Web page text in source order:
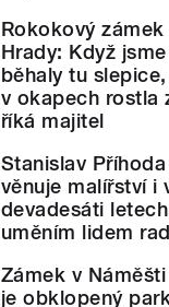
Rokokový zámek
Hrady: Když
běhaly tu slepice,
v okapech rostla
říká majitel
Stanislav
věnuje malířství i
devadesáti
uměním lidem
Zámek v
je obklopený